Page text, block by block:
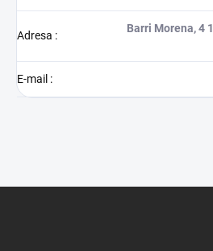
Adresa :
Barri Morena, 4
E-mail :